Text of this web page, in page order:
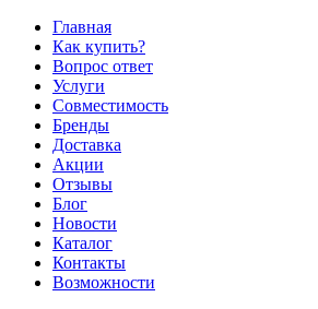
Главная
Как купить?
Вопрос ответ
Услуги
Совместимость
Бренды
Доставка
Акции
Отзывы
Блог
Новости
Каталог
Контакты
Возможности